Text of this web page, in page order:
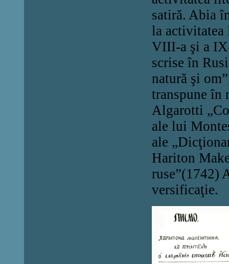
satiră. Abia
la activitatea
VIII-a şi a
scrise în
natură şi
transpune în
Algarotti
ale lui
ale
Hariton
ruse”(1742)
versificaţie.